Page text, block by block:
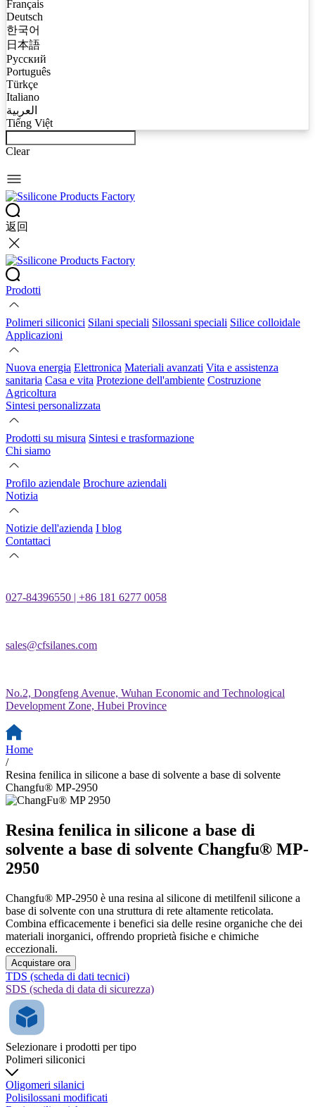
Français
Deutsch
한국어
日本語
Русский
Português
Türkçe
Italiano
العربية
Tiếng Việt
Clear
返回
Prodotti
Polimeri siliconici Silani speciali Silossani speciali Silice colloidale
Applicazioni
Nuova energia Elettronica Materiali avanzati Vita e assistenza
sanitaria Casa e vita Protezione dell'ambiente Costruzione
Agricoltura
Sintesi personalizzata
Prodotti su misura Sintesi e trasformazione
Chi siamo
Profilo aziendale Brochure aziendali
Notizia
Notizie dell'azienda I blog
Contattaci
027-84396550 | +86 181 6277 0058
sales@cfsilanes.com
No.2, Dongfeng Avenue, Wuhan Economic and Technological
Development Zone, Hubei Province
Home
/
Resina fenilica in silicone a base di solvente a base di solvente
Changfu® MP-2950
Resina fenilica in silicone a base di
solvente a base di solvente Changfu® MP-
2950
Changfu® MP-2950 è una resina al silicone di metilfenil silicone a
base di solvente con una struttura di rete altamente reticolata.
Combina efficacemente i benefici sia delle resine organiche che dei
materiali inorganici, offrendo proprietà fisiche e chimiche
eccezionali.
Acquistare ora
TDS (scheda di dati tecnici)
SDS (scheda di data di sicurezza)
Selezionare i prodotti per tipo
Polimeri siliconici
Oligomeri silanici
Polisilossani modificati